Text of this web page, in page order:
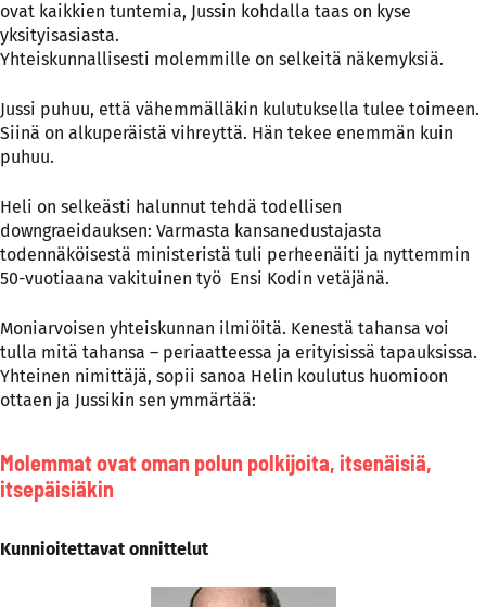
ovat kaikkien tuntemia, Jussin kohdalla taas on kyse
yksityisasiasta.
Yhteiskunnallisesti molemmille on selkeitä näkemyksiä.
Jussi puhuu, että vähemmälläkin kulutuksella tulee toimeen.
Siinä on alkuperäistä vihreyttä. Hän tekee enemmän kuin
puhuu.
Heli on selkeästi halunnut tehdä todellisen
downgraeidauksen: Varmasta kansanedustajasta
todennäköisestä ministeristä tuli perheenäiti ja nyttemmin
50-vuotiaana vakituinen työ Ensi Kodin vetäjänä.
Moniarvoisen yhteiskunnan ilmiöitä. Kenestä tahansa voi
tulla mitä tahansa – periaatteessa ja erityisissä tapauksissa.
Yhteinen nimittäjä, sopii sanoa Helin koulutus huomioon
ottaen ja Jussikin sen ymmärtää:
Molemmat ovat oman polun polkijoita, itsenäisiä,
itsepäisiäkin
Kunnioitettavat onnittelut